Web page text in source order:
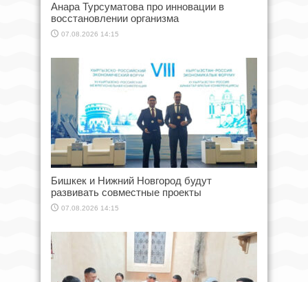
Анара Турсуматова про инновации в
восстановлении организма
07.08.2026 14:15
Бишкек и Нижний Новгород будут
развивать совместные проекты
07.08.2026 14:15